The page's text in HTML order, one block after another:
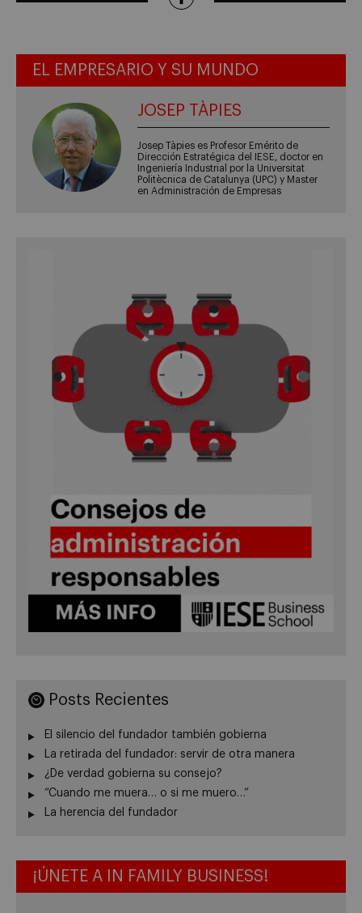
EL EMPRESARIO Y SU MUNDO
JOSEP TÀPIES
Josep Tàpies es Profesor Emérito de
Dirección Estratégica del IESE, doctor en
Ingeniería Industrial por la Universitat
Politècnica de Catalunya (UPC) y Master
en Administración de Empresas
Posts Recientes
El silencio del fundador también gobierna
La retirada del fundador: servir de otra manera
¿De verdad gobierna su consejo?
“Cuando me muera… o si me muero…”
La herencia del fundador
¡ÚNETE A IN FAMILY BUSINESS!